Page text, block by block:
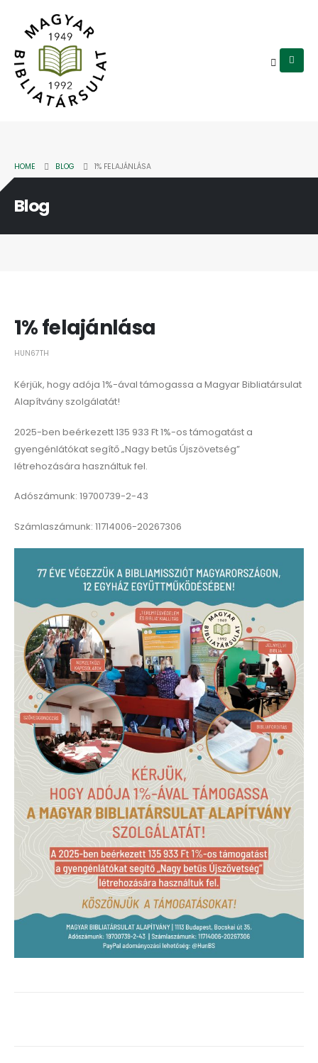
HOME BLOG 1% FELAJÁNLÁSA
Blog
1% felajánlása
HUN67TH
Kérjük, hogy adója 1%-ával támogassa a Magyar Bibliatársulat
Alapítvány szolgálatát!
2025-ben beérkezett 135 933 Ft 1%-os támogatást a
gyengénlátókat segítő „Nagy betűs Újszövetség”
létrehozására használtuk fel.
Adószámunk: 19700739-2-43
Számlaszámunk: 11714006-20267306